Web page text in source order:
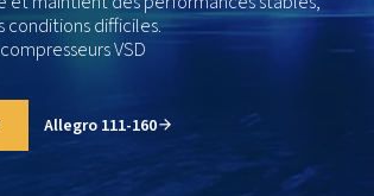
interne (iPM) ne fonctionne
elle s’adapte. En s’adaptant à
inutile et maintient des
des conditions difficiles.
nos compresseurs VSD